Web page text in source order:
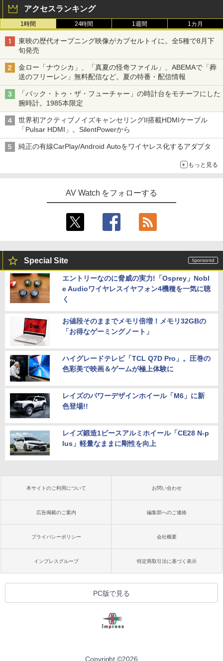
アクセスランキング
1時間 24時間 1週間 1カ月
東映の歴代オープニング映像がカプセルトイに。全5種で8月下
旬発売
金ロー「ナウシカ」、「真夏の怪奇ファイル」、ABEMAで「葬
送のフリーレン」無料配信など。夏の特番・配信情報
「バック・トゥ・ザ・フューチャー」の時計台をモチーフにした
腕時計。1985本限定
世界初アクティブノイズキャンセリングII搭載HDMIケーブル
「Pulsar HDMI」。SilentPowerから
純正の有線CarPlay/Android Autoをワイヤレス化するアダプタ
もっと見る
AV Watch をフォローする
Special Site
エントリーなのに脅威の実力!「Osprey」Nobl
e Audioワイヤレスイヤフォン4機種を一気に聴
く
お値段そのままでメモリ倍増！メモリ32GBの
「お得なゲーミングノート」
ハイグレードテレビ「TCL Q7D Pro」。圧巻の
色彩美で映画＆ゲームが極上体験に
レイズのパワーデザインホイール「M6」に新
色登場!!
レイズ鍛造1ピースアルミホイール「CE28 N-p
lus」軽量なままに剛性を向上
本サイトのご利用について お問い合わせ
広告掲載のご案内 編集部へのご連絡
プライバシーポリシー 会社概要
インプレスグループ 特定商取引法に基づく表示
PC版で見る
Copyright ©2026